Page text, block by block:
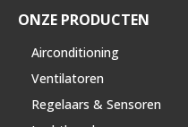
ONZE PRODUCTEN
Airconditioning
Ventilatoren
Regelaars & Sensoren